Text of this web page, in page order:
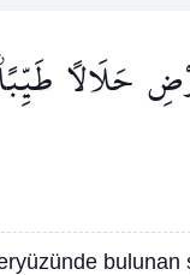
حَلَالًا
bulunan